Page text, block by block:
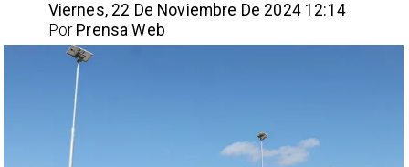
Viernes, 22 De Noviembre De 2024 12:14
Prensa Web
Por